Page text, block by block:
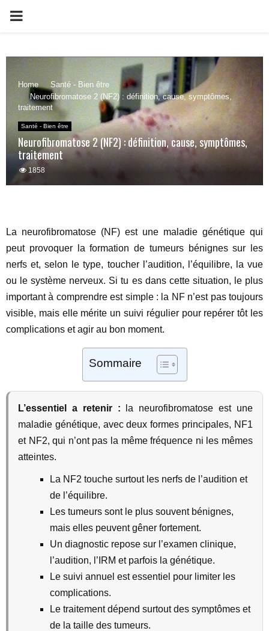
PRIMARY
Home
Santé - Bien être
Neurofibromatose 2 (NF2) : définition, cause, symptômes,
traitement
Santé - Bien être
Neurofibromatose 2 (NF2) : définition, cause, symptômes,
traitement
1858
La neurofibromatose (NF) est une maladie génétique qui
peut provoquer la formation de tumeurs bénignes sur les
nerfs et, selon le type, toucher l’audition, l’équilibre, la vue
ou le système nerveux. Si tu es dans cette situation, le plus
important à comprendre est simple : la NF n’est pas toujours
visible, mais elle mérite un suivi régulier pour repérer tôt les
complications et agir au bon moment.
Sommaire
L’essentiel a retenir : la neurofibromatose est une
maladie génétique, avec deux formes principales, NF1
et NF2, qui n’ont pas la même fréquence ni les mêmes
atteintes.
La NF2 touche surtout les nerfs de l’audition et
de l’équilibre.
Les tumeurs sont le plus souvent bénignes,
mais elles peuvent gêner fortement.
Un diagnostic repose sur l’examen clinique,
l’audition, l’IRM et parfois la génétique.
Le suivi annuel est essentiel pour limiter les
complications.
Le traitement dépend surtout des symptômes et
de la taille des tumeurs.